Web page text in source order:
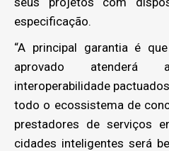
especificação.
“A principal garantia é
aprovado
interoperabilidade
todo o ecossistema de
prestadores de serviços
cidades inteligentes será